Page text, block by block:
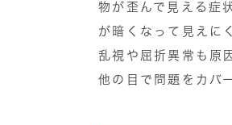
物が歪んで見える症
が暗くなって見えに
乱視や屈折異常も原
他の目で問題をカバ